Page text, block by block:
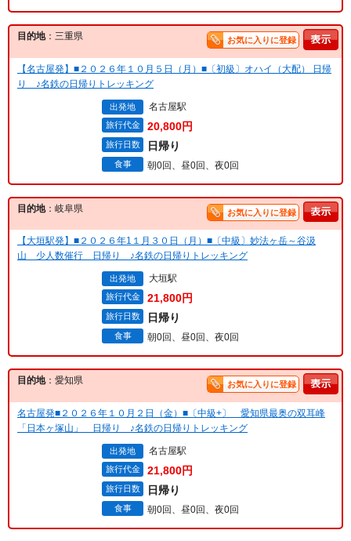
目的地：三重県 お気に入りに登録
【名古屋発】■２０２６年１０月５日（月）■〔初級〕オハイ（大配） 日帰
り ♪名鉄の日帰りトレッキング
出発地 名古屋駅
旅行代金 20,800円
旅行日数 日帰り
食事 朝0回、昼0回、夜0回
目的地：岐阜県 お気に入りに登録
【大垣駅発】■２０２６年1１月３０日（月）■〔中級〕妙法ヶ岳～谷汲
山 少人数催行 日帰り ♪名鉄の日帰りトレッキング
出発地 大垣駅
旅行代金 21,800円
旅行日数 日帰り
食事 朝0回、昼0回、夜0回
目的地：愛知県 お気に入りに登録
名古屋発■２０２６年１０月２日（金）■〔中級+〕 愛知県最奥の双耳峰
「日本ヶ塚山」 日帰り ♪名鉄の日帰りトレッキング
出発地 名古屋駅
旅行代金 21,800円
旅行日数 日帰り
食事 朝0回、昼0回、夜0回